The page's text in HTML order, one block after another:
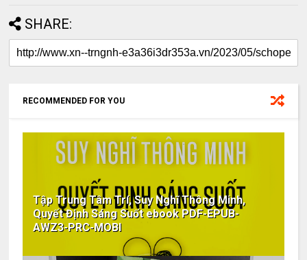
SHARE:
RECOMMENDED FOR YOU
Tập Trung Tâm Trí, Suy Nghĩ Thông Minh,
Quyết Định Sáng Suốt ebook PDF-EPUB-
AWZ3-PRC-MOBI